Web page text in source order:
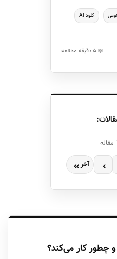
کلود AI
📖 ۵ دقیقه مطالعه
آخر
کار می‌کند؟